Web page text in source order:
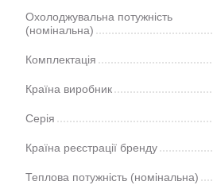
Охолоджувальна потужність
(номінальна)
Комплектація
Країна виробник
Серія
Країна реєстрації бренду
Теплова потужність (номінальна)